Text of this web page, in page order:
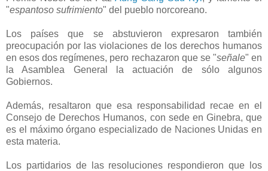
"espantoso sufrimiento" del pueblo norcoreano.
Los países que se abstuvieron expresaron también
preocupación por las violaciones de los derechos humanos
en esos dos regímenes, pero rechazaron que se "señale" en
la Asamblea General la actuación de sólo algunos
Gobiernos.
Además, resaltaron que esa responsabilidad recae en el
Consejo de Derechos Humanos, con sede en Ginebra, que
es el máximo órgano especializado de Naciones Unidas en
esta materia.
Los partidarios de las resoluciones respondieron que los